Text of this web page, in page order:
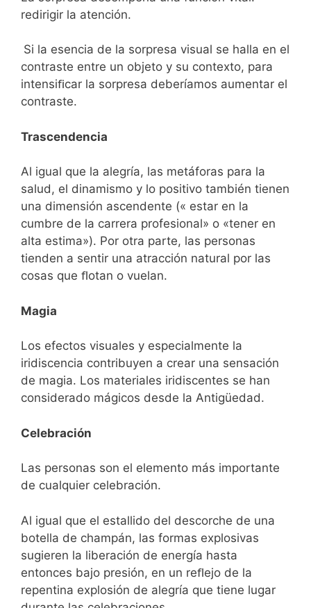
redirigir la atención.
Si la esencia de la sorpresa visual se halla en el
contraste entre un objeto y su contexto, para
intensiﬁcar la sorpresa deberíamos aumentar el
contraste.
Trascendencia
Al igual que la alegría, las metáforas para la
salud, el dinamismo y lo positivo también tienen
una dimensión ascendente (« estar en la
cumbre de la carrera profesional» o «tener en
alta estima»). Por otra parte, las personas
tienden a sentir una atracción natural por las
cosas que ﬂotan o vuelan.
Magia
Los efectos visuales y especialmente la
iridiscencia contribuyen a crear una sensación
de magia. Los materiales iridiscentes se han
considerado mágicos desde la Antigüedad.
Celebración
Las personas son el elemento más importante
de cualquier celebración.
Al igual que el estallido del descorche de una
botella de champán, las formas explosivas
sugieren la liberación de energía hasta
entonces bajo presión, en un reﬂejo de la
repentina explosión de alegría que tiene lugar